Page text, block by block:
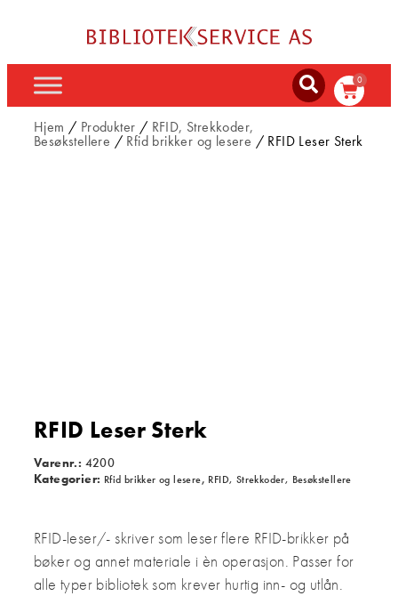
0
Hjem / Produkter / RFID, Strekkoder,
Besøkstellere / Rfid brikker og lesere / RFID Leser Sterk
RFID Leser Sterk
Varenr.: 4200
Kategorier: Rfid brikker og lesere, RFID, Strekkoder, Besøkstellere
RFID-leser/- skriver som leser flere RFID-brikker på
bøker og annet materiale i èn operasjon. Passer for
alle typer bibliotek som krever hurtig inn- og utlån.